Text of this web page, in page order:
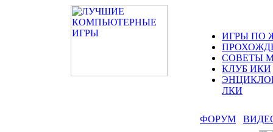
ИГРЫ ПО
СОВЕТЫ
КЛУБ ИКИ
ЛКИ
ФОРУМ